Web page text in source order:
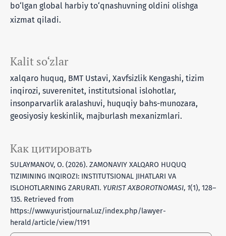
Kalit so‘zlar
xalqaro huquq, BMT Ustavi, Xavfsizlik Kengashi, tizim
inqirozi, suverenitet, institutsional islohotlar,
insonparvarlik aralashuvi, huquqiy bahs-munozara,
geosiyosiy keskinlik, majburlash mexanizmlari.
Как цитировать
SULAYMANOV, O. (2026). ZAMONAVIY XALQARO HUQUQ
TIZIMINING INQIROZI: INSTITUTSIONAL JIHATLARI VA
ISLOHOTLARNING ZARURATI. YURIST AXBOROTNOMASI, 1(1), 128–
135. Retrieved from
https://www.yuristjournal.uz/index.php/lawyer-
herald/article/view/1191
bo‘lgan global harbiy to‘qnashuvning oldini olishga
xizmat qiladi.